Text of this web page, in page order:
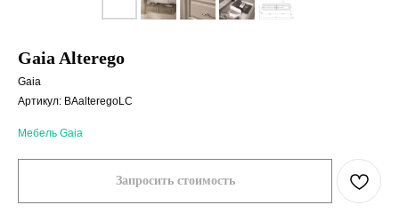
Gaia Alterego
Gaia
Артикул: BAalteregoLC
Мебель Gaia
Запросить стоимость